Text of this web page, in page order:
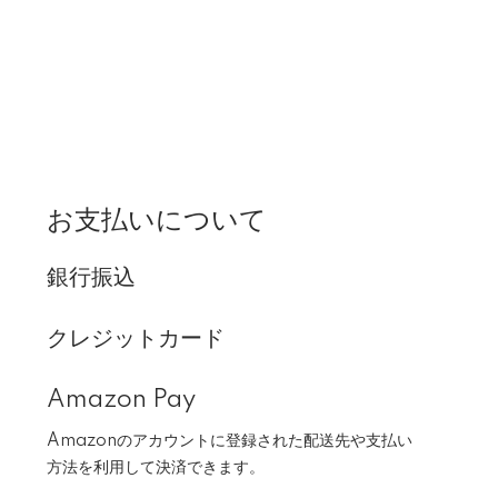
お支払いについて
銀行振込
クレジットカード
Amazon Pay
Amazonのアカウントに登録された配送先や支払い
方法を利用して決済できます。